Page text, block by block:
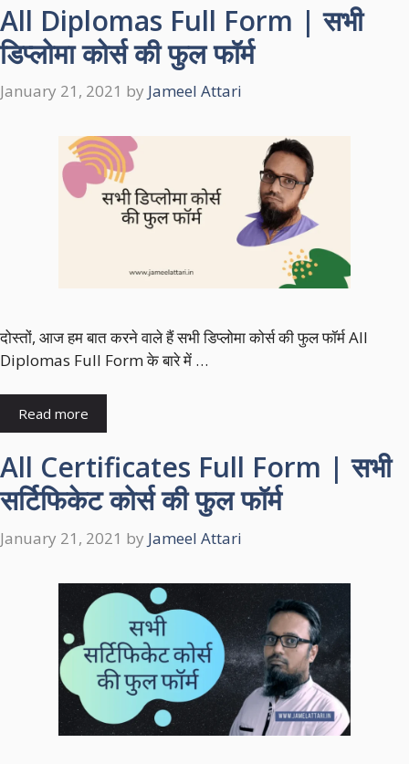
All Diplomas Full Form | सभी
डिप्लोमा कोर्स की फुल फॉर्म
January 21, 2021 by Jameel Attari
दोस्तों, आज हम बात करने वाले हैं सभी डिप्लोमा कोर्स की फुल फॉर्म All
Diplomas Full Form के बारे में …
Read more
All Certificates Full Form | सभी
सर्टिफिकेट कोर्स की फुल फॉर्म
January 21, 2021 by Jameel Attari